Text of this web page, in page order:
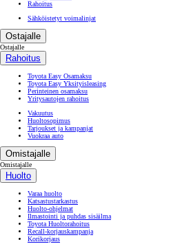
Rahoitus
Sähköistetyt voimalinjat
Ostajalle
Ostajalle
Rahoitus
Toyota Easy Osamaksu
Toyota Easy Yksityisleasing
Perinteinen osamaksu
Yritysautojen rahoitus
Vakuutus
Huoltosopimus
Tarjoukset ja kampanjat
Vuokraa auto
Omistajalle
Omistajalle
Huolto
Varaa huolto
Katsastustarkastus
Huolto-ohjelmat
Ilmastointi ja puhdas sisäilma
Toyota Huoltorahoitus
Recall-korjauskampanja
Korikorjaus